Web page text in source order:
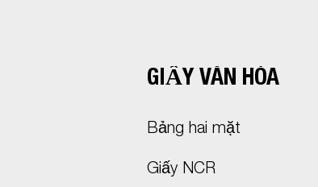
GIẤY VĂN HÓA
Bảng hai mặt
Giấy NCR